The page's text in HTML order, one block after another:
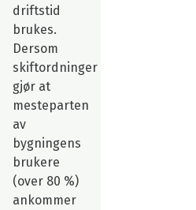
driftstid
brukes.
Dersom
skiftordninger
gjør at
mesteparten
av
bygningens
brukere
(over 80 %)
ankommer